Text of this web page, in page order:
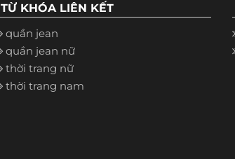
TỪ KHÓA LIÊN KẾT
quần jean
quần jean nữ
thời trang nữ
thời trang nam